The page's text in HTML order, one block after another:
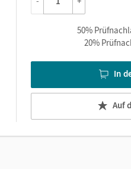
50%
20%
In
Auf